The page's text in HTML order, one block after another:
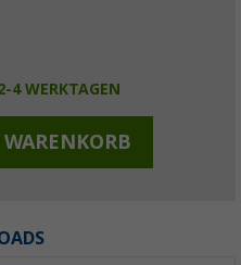
4 WERKTAGEN